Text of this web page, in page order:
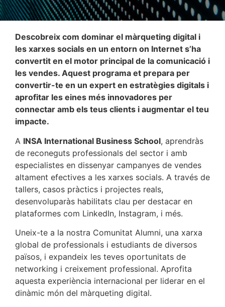
Descobreix com dominar el màrqueting digital i
les xarxes socials en un entorn on Internet s’ha
convertit en el motor principal de la comunicació i
les vendes. Aquest programa et prepara per
convertir-te en un expert en estratègies digitals i
aprofitar les eines més innovadores per
connectar amb els teus clients i augmentar el teu
impacte.
A INSA International Business School, aprendràs
de reconeguts professionals del sector i amb
especialistes en dissenyar campanyes de vendes
altament efectives a les xarxes socials. A través de
tallers, casos pràctics i projectes reals,
desenvoluparàs habilitats clau per destacar en
plataformes com LinkedIn, Instagram, i més.
Uneix-te a la nostra Comunitat Alumni, una xarxa
global de professionals i estudiants de diversos
països, i expandeix les teves oportunitats de
networking i creixement professional. Aprofita
aquesta experiència internacional per liderar en el
dinàmic món del màrqueting digital.